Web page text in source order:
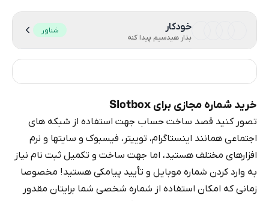
خودکار
بذار هیدسیم پیدا کنه
شناور
خرید شماره مجازی برای Slotbox
تصور کنید قصد ساخت حساب جهت استفاده از شبکه های
اجتماعی همانند اینستاگرام، توییتر، فیسبوک و سایتها و نرم
افزارهای مختلف هستید، اما جهت ساخت و تکمیل ثبت نام نیاز
به وارد کردن شماره موبایل و تأیید پیامکی هستید! مخصوصا
زمانی که امکان استفاده از شماره شخصی شما برایتان مقدور